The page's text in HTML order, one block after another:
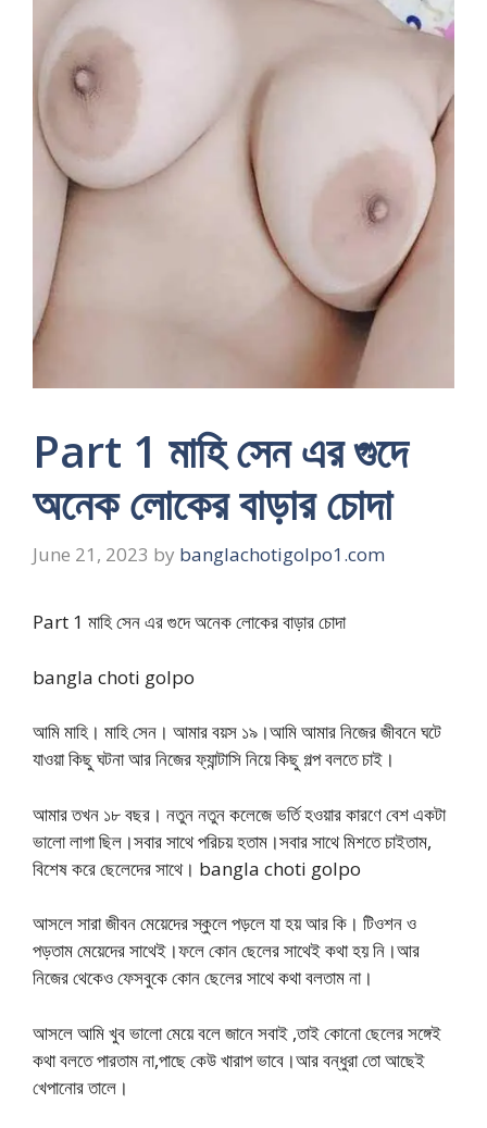
Part 1 মাহি সেন এর গুদে
অনেক লোকের বাড়ার চোদা
June 21, 2023 by banglachotigolpo1.com
Part 1 মাহি সেন এর গুদে অনেক লোকের বাড়ার চোদা
bangla choti golpo
আমি মাহি। মাহি সেন। আমার বয়স ১৯।আমি আমার নিজের জীবনে ঘটে
যাওয়া কিছু ঘটনা আর নিজের ফ্যান্টাসি নিয়ে কিছু গল্প বলতে চাই।
আমার তখন ১৮ বছর। নতুন নতুন কলেজে ভর্তি হওয়ার কারণে বেশ একটা
ভালো লাগা ছিল।সবার সাথে পরিচয় হতাম।সবার সাথে মিশতে চাইতাম,
বিশেষ করে ছেলেদের সাথে। bangla choti golpo
আসলে সারা জীবন মেয়েদের স্কুলে পড়লে যা হয় আর কি। টিওশন ও
পড়তাম মেয়েদের সাথেই।ফলে কোন ছেলের সাথেই কথা হয় নি।আর
নিজের থেকেও ফেসবুকে কোন ছেলের সাথে কথা বলতাম না।
আসলে আমি খুব ভালো মেয়ে বলে জানে সবাই ,তাই কোনো ছেলের সঙ্গেই
কথা বলতে পারতাম না,পাছে কেউ খারাপ ভাবে।আর বন্ধুরা তো আছেই
খেপানোর তালে।